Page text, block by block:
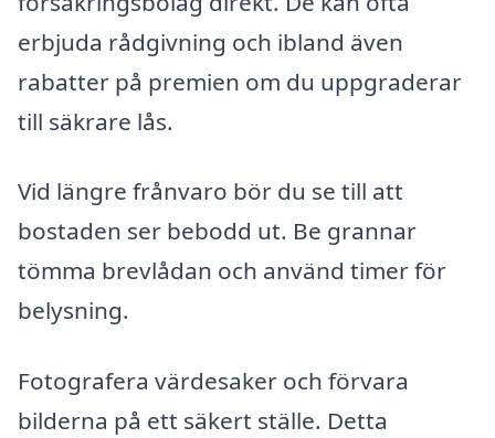
erbjuda rådgivning och ibland även
rabatter på premien om du uppgraderar
till säkrare lås.
Vid längre frånvaro bör du se till att
bostaden ser bebodd ut. Be grannar
tömma brevlådan och använd timer för
belysning.
Fotografera värdesaker och förvara
bilderna på ett säkert ställe. Detta